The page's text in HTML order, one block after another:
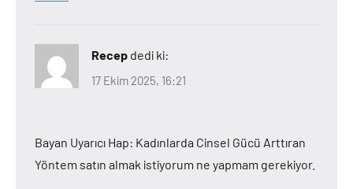
Recep dedi ki:
17 Ekim 2025, 16:21
Bayan Uyarıcı Hap: Kadınlarda Cinsel Gücü Arttıran
Yöntem satın almak istiyorum ne yapmam gerekiyor.